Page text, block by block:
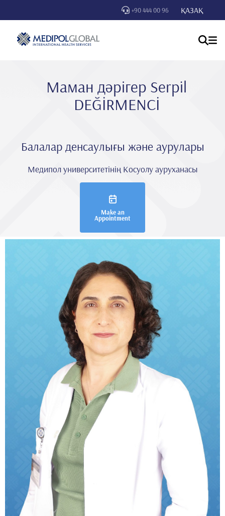
+90 444 00 96 ҚАЗАҚ
Маман дәрігер Serpi̇l
DEĞİRMENCİ
Балалар денсаулығы және аурулары
Медипол университетінің Косуолу ауруханасы
Make an
Appointment